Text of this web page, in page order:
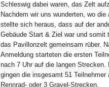
Schleswig dabei waren, das Zelt
Nachdem wir uns wunderten, wo die
stellte sich heraus, dass auf der
Gebäude Start & Ziel war und somit
das Pavillonzelt gemeinsam rüber.
Anmeldung starteten die ersten
nach 7 Uhr auf die langen Strecken.
gingen die insgesamt 51 Teilnehmer
Rennrad- oder 3 Gravel-Strecken.